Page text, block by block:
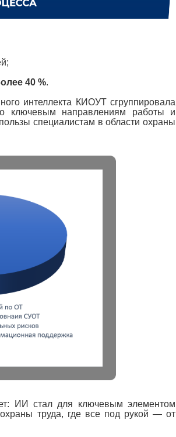
40 %.
интеллекта КИОУТ сгруппировала
ключевым направлениям работы и
специалистам в области охраны
ИИ стал для ключевым элементом
труда, где все под рукой — от